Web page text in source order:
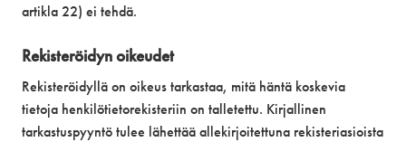
artikla 22) ei tehdä.
Rekisteröidyn oikeudet
Rekisteröidyllä on oikeus tarkastaa, mitä häntä koskevia
tietoja henkilötietorekisteriin on talletettu. Kirjallinen
tarkastuspyyntö tulee lähettää allekirjoitettuna rekisteriasioista